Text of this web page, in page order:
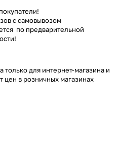
с самовывозом
по предварительной
только для интернет-магазина и
цен в розничных магазинах